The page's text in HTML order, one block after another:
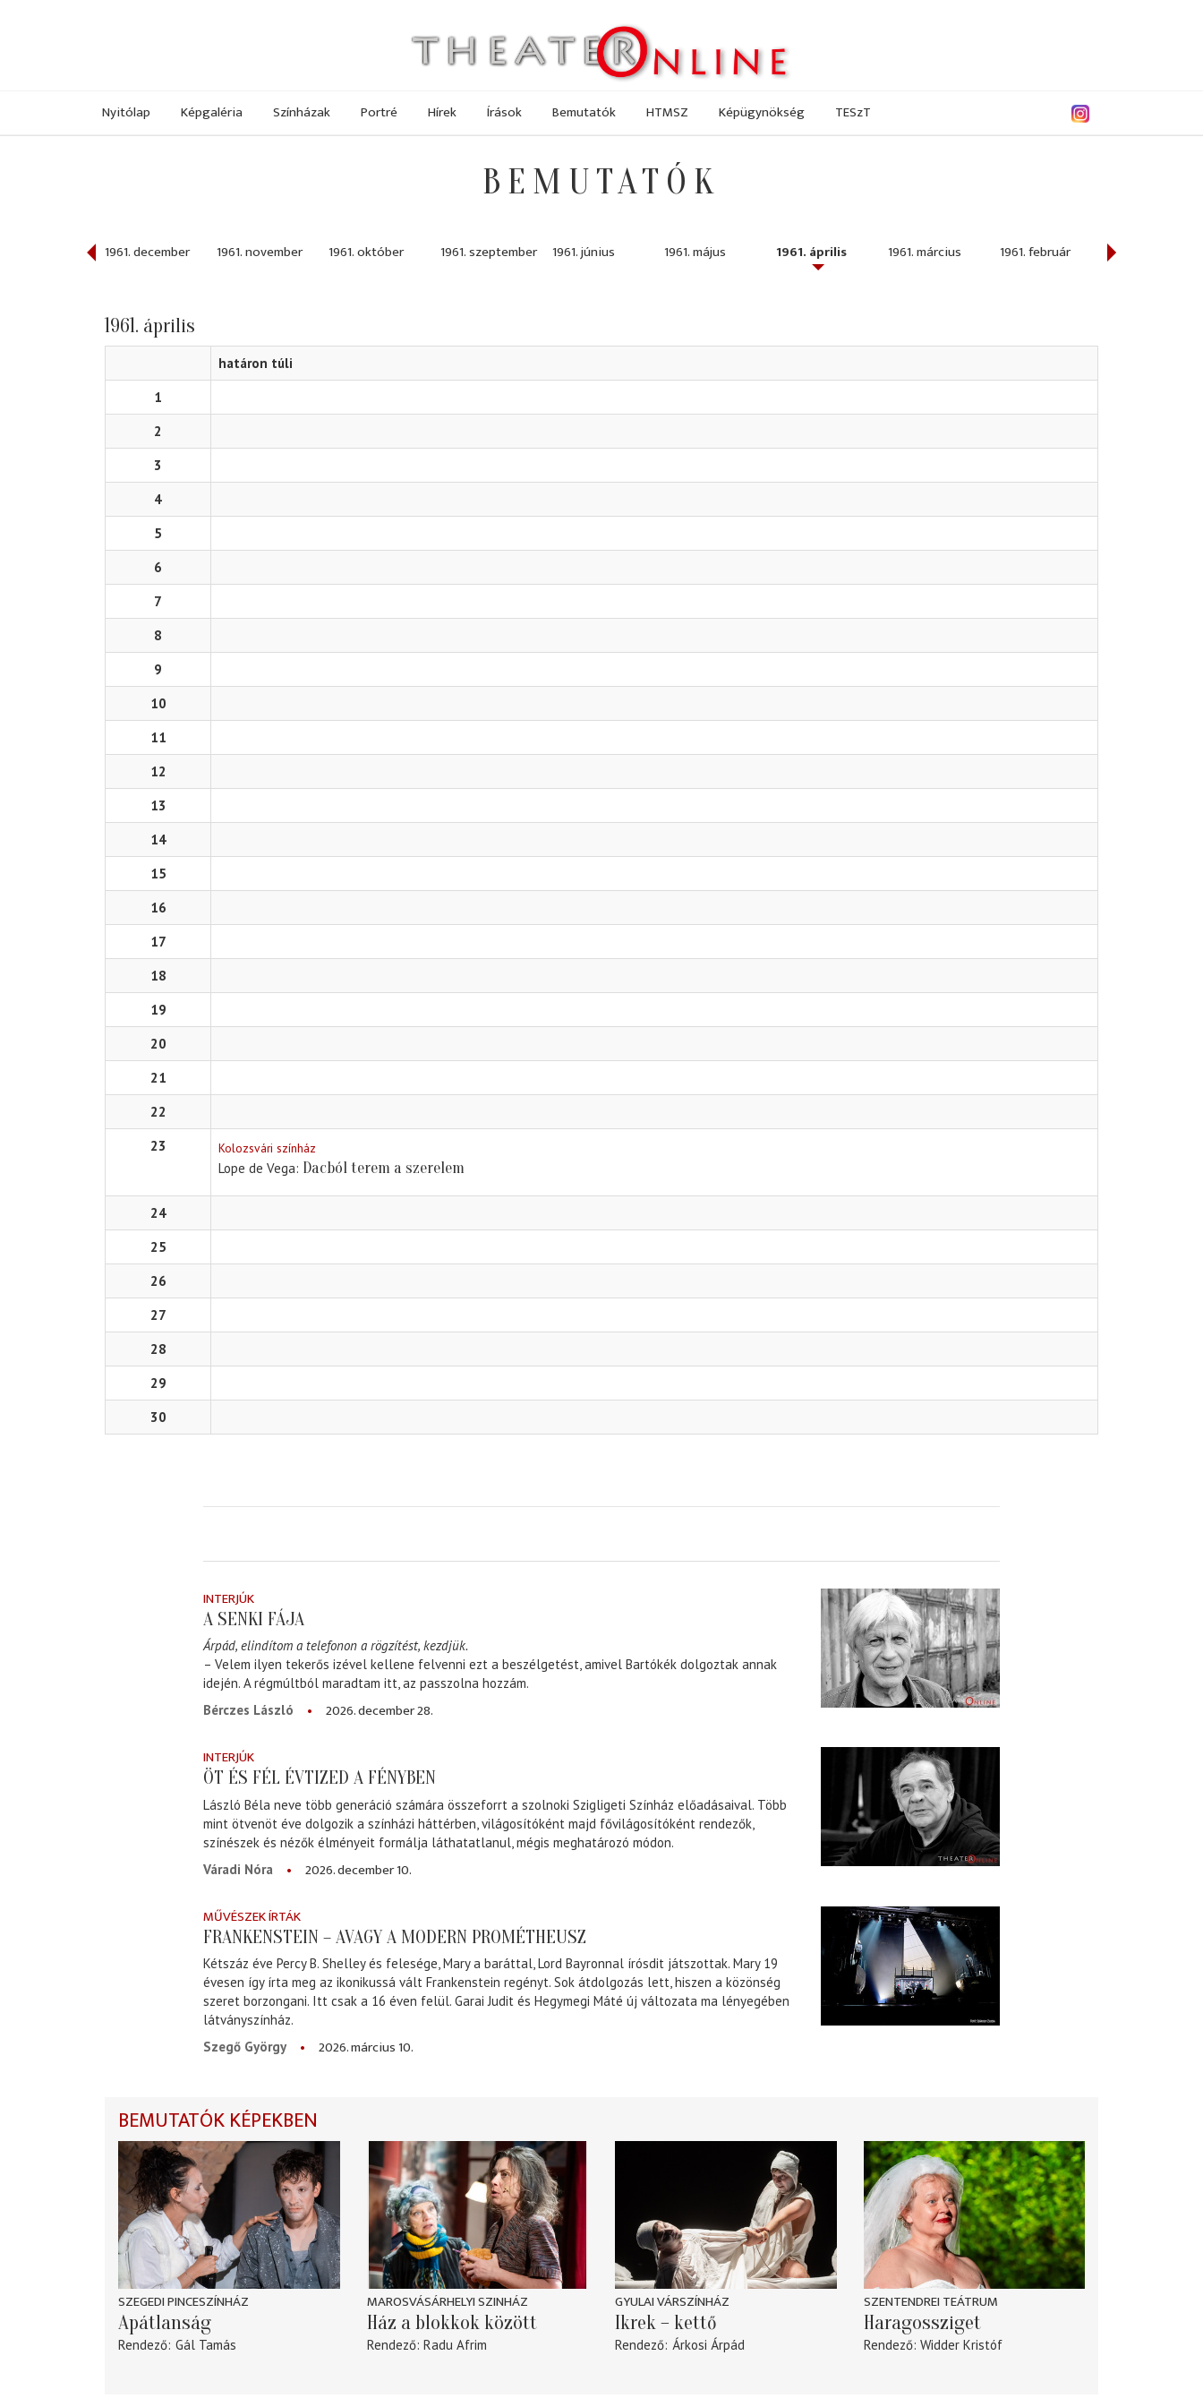
Nyitólap Képgaléria Színházak Portré Hírek Írások Bemutatók HTMSZ Képügynökség TESzT
BEMUTATÓK
1961. december 1961. november 1961. október 1961. szeptember 1961. június 1961. május 1961. április 1961. március 1961. február 1961. január
1961. április
határon túli
1
2
3
4
5
6
7
8
9
10
11
12
13
14
15
16
17
18
19
20
21
22
23
Kolozsvári színház
Lope de Vega Dacból terem a szerelem
24
25
26
27
28
29
30
INTERJÚK
A SENKI FÁJA
Árpád, elindítom a telefonon a rögzítést, kezdjük.
– Velem ilyen tekerős izével kellene felvenni ezt a beszélgetést, amivel Bartókék dolgoztak annak
idején. A régmúltból maradtam itt, az passzolna hozzám.
Bérczes László
2026. december 28.
INTERJÚK
ÖT ÉS FÉL ÉVTIZED A FÉNYBEN
László Béla neve több generáció számára összeforrt a szolnoki Szigligeti Színház előadásaival. Több
mint ötvenöt éve dolgozik a színházi háttérben, világosítóként majd fővilágosítóként rendezők,
színészek és nézők élményeit formálja láthatatlanul, mégis meghatározó módon.
Váradi Nóra
2026. december 10.
MŰVÉSZEK ÍRTÁK
FRANKENSTEIN – AVAGY A MODERN PROMÉTHEUSZ
Kétszáz éve Percy B. Shelley és felesége, Mary a baráttal, Lord Bayronnal írósdit játszottak. Mary 19
évesen így írta meg az ikonikussá vált Frankenstein regényt. Sok átdolgozás lett, hiszen a közönség
szeret borzongani. Itt csak a 16 éven felül. Garai Judit és Hegymegi Máté új változata ma lényegében
látványszínház.
Szegő György
2026. március 10.
BEMUTATÓK KÉPEKBEN
SZEGEDI PINCESZÍNHÁZ
Apátlanság
Rendező Gál Tamás
MAROSVÁSÁRHELYI SZINHÁZ
Ház a blokkok között
Rendező Radu Afrim
GYULAI VÁRSZÍNHÁZ
Ikrek – kettő
Rendező Árkosi Árpád
SZENTENDREI TEÁTRUM
Haragossziget
Rendező Widder Kristóf